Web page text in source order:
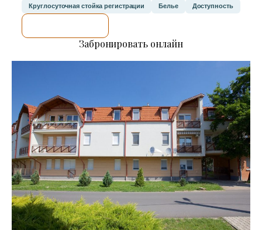
Круглосуточная стойка регистрации Белье Доступность
Забронировать онлайн